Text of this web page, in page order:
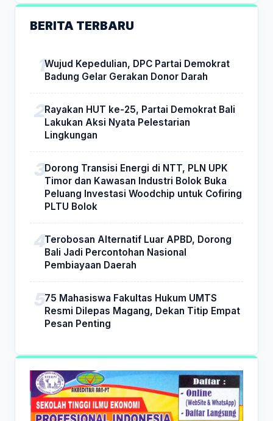
BERITA TERBARU
Wujud Kepedulian, DPC Partai Demokrat
Badung Gelar Gerakan Donor Darah
Rayakan HUT ke-25, Partai Demokrat Bali
Lakukan Aksi Nyata Pelestarian
Lingkungan
Dorong Transisi Energi di NTT, PLN UPK
Timor dan Kawasan Industri Bolok Buka
Peluang Investasi Woodchip untuk Cofiring
PLTU Bolok
Terobosan Alternatif Luar APBD, Dorong
Bali Jadi Percontohan Nasional
Pembiayaan Daerah
75 Mahasiswa Fakultas Hukum UMTS
Resmi Dilepas Magang, Dekan Titip Empat
Pesan Penting